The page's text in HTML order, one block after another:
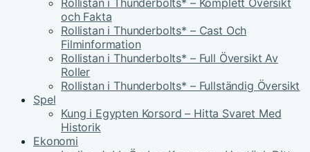
Rollistan i Thunderbolts* – Komplett Översikt
och Fakta
Rollistan i Thunderbolts* – Cast Och
Filminformation
Rollistan i Thunderbolts* – Full Översikt Av
Roller
Rollistan i Thunderbolts* – Fullständig Översikt
Spel
Kung i Egypten Korsord – Hitta Svaret Med
Historik
Ekonomi